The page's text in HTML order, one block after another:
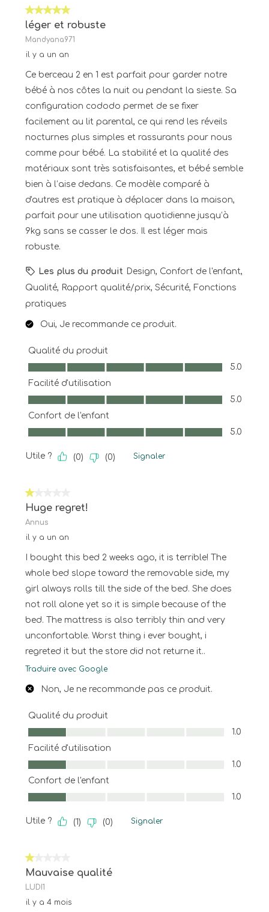
5 sur 5 étoiles.
léger et robuste
Mandyana971
il y a un an
Ce berceau 2 en 1 est parfait pour garder notre
bébé à nos côtes la nuit ou pendant la sieste. Sa
configuration cododo permet de se fixer
facilement au lit parental, ce qui rend les réveils
nocturnes plus simples et rassurants pour nous
comme pour bébé. La stabilité et la qualité des
matériaux sont très satisfaisantes, et bébé semble
bien à l’aise dedans. Ce modèle comparé à
d'autres est pratique à déplacer dans la maison,
parfait pour une utilisation quotidienne jusqu’à
9kg sans se casser le dos. Il est léger mais
robuste.
Les plus du produit Design, Confort de l'enfant,
Qualité, Rapport qualité/prix, Sécurité, Fonctions
pratiques
Oui, Je recommande ce produit.
Qualité du produit
Qualité du produit, 5.0 sur 5
5.0
Facilité d'utilisation
Facilité d'utilisation, 5.0 sur 5
5.0
Confort de l'enfant
Confort de l'enfant, 5.0 sur 5
5.0
Utile ? (0) (0) Signaler
1 sur 5 étoiles.
Huge regret!
Annus
il y a un an
I bought this bed 2 weeks ago, it is terrible! The
whole bed slope toward the removable side, my
girl always rolls till the side of the bed. She does
not roll alone yet so it is simple because of the
bed. The mattress is also terribly thin and very
unconfortable. Worst thing i ever bought, i
regreted it but the store did not returne it..
Traduire avec Google
Non, Je ne recommande pas ce produit.
Qualité du produit
Qualité du produit, 1.0 sur 5
1.0
Facilité d'utilisation
Facilité d'utilisation, 1.0 sur 5
1.0
Confort de l'enfant
Confort de l'enfant, 1.0 sur 5
1.0
Utile ? (1) (0) Signaler
1 sur 5 étoiles.
Mauvaise qualité
LUDI1
il y a 4 mois